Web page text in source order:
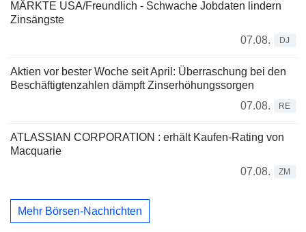
MÄRKTE USA/Freundlich - Schwache Jobdaten lindern
Zinsängste
07.08.
DJ
Aktien vor bester Woche seit April: Überraschung bei den
Beschäftigtenzahlen dämpft Zinserhöhungssorgen
07.08.
RE
ATLASSIAN CORPORATION : erhält Kaufen-Rating von
Macquarie
07.08.
ZM
Mehr Börsen-Nachrichten